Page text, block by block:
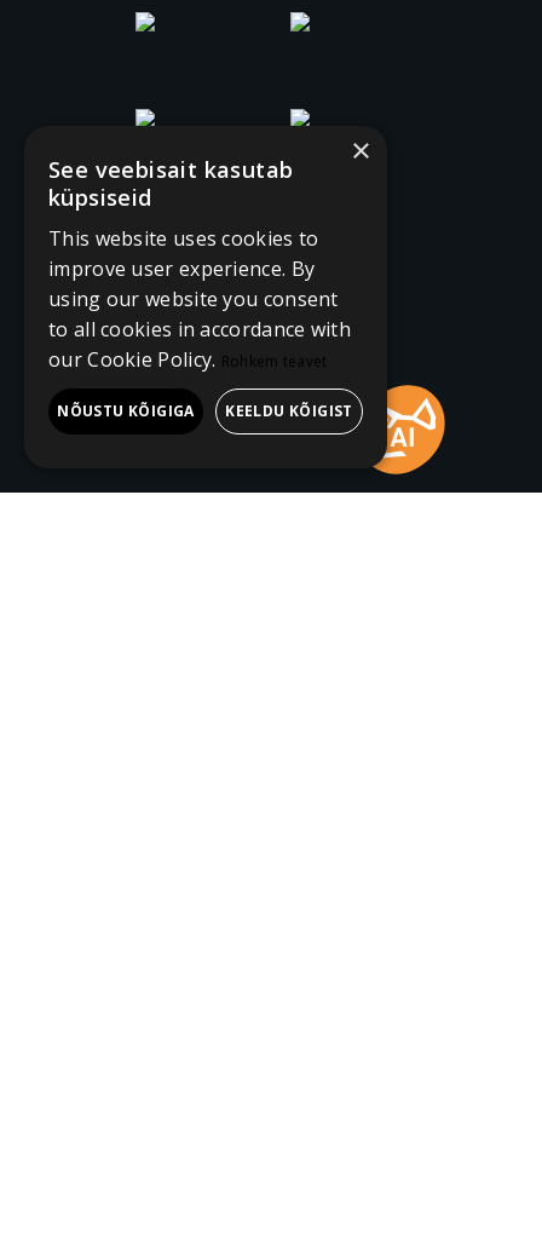
×
See veebisait kasutab
küpsiseid
This website uses cookies to
improve user experience. By
using our website you consent
to all cookies in accordance with
our Cookie Policy. Rohkem teavet
NÕUSTU KÕIGIGA KEELDU KÕIGIST